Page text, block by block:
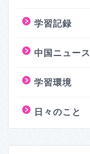
学習記録
中国ニュース
学習環境
日々のこと